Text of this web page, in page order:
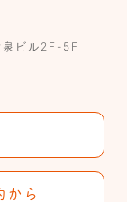
ビル2F-5F
から